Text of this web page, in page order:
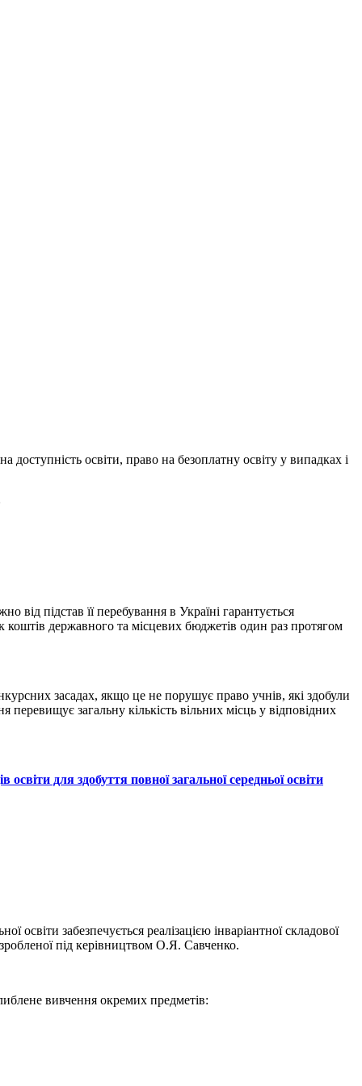
освіти, право на безоплатну освіту у випадках і
підстав її перебування в Україні гарантується
коштів державного та місцевих бюджетів один раз протягом
засадах, якщо це не порушує право учнів, які здобули
загальну кількість вільних місць у відповідних
для здобуття повної загальної середньої освіти
освіти забезпечується реалізацією інваріантної складової
під керівництвом О.Я. Савченко.
вивчення окремих предметів: